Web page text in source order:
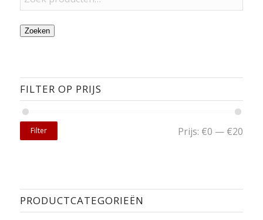
Zoeken
FILTER OP PRIJS
Filter Prijs: €0 — €20
PRODUCTCATEGORIEËN